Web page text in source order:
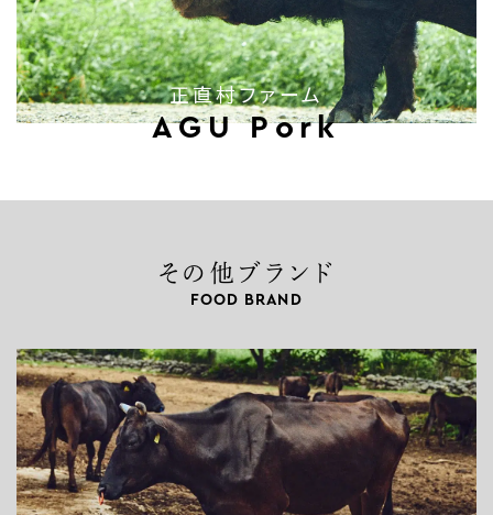
AGU Pork
正直村ファーム
その他ブランド
FOOD BRAND